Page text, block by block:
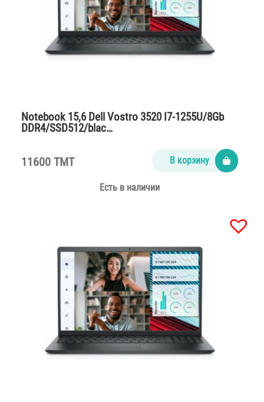
Notebook 15,6 Dell Vostro 3520 I7-1255U/8Gb
DDR4/SSD512/blac…
11600 TMT В корзину
Есть в наличии